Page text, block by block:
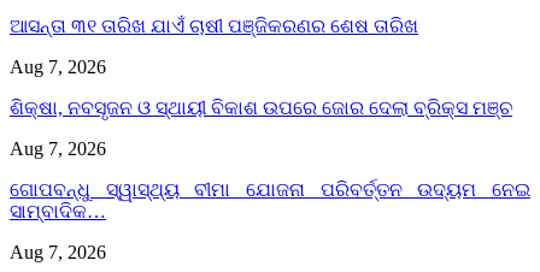
ଆସନ୍ତା ୩୧ ତାରିଖ ଯାଏଁ ଚାଷୀ ପଞ୍ଜିକରଣର ଶେଷ ତାରିଖ
Aug 7, 2026
ଶିକ୍ଷା, ନବସୃଜନ ଓ ସ୍ଥାୟୀ ବିକାଶ ଉପରେ ଜୋର ଦେଲା ବ୍ରିକ୍ସ ମଞ୍ଚ
Aug 7, 2026
ଗୋପବନ୍ଧୁ ସ୍ୱାସ୍ଥ୍ୟ ବୀମା ଯୋଜନା ପରିବର୍ତ୍ତନ ଉଦ୍ୟମ ନେଇ
ସାମ୍ବାଦିକ…
Aug 7, 2026